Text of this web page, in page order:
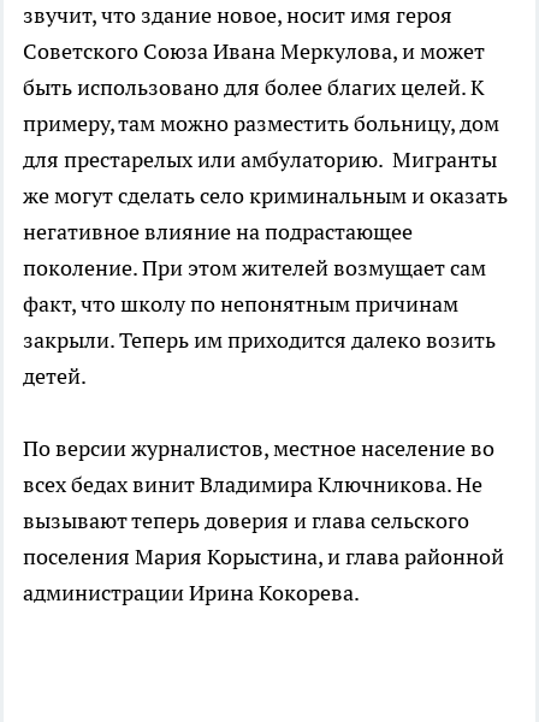
звучит, что здание новое, носит имя героя
Советского Союза Ивана Меркулова, и может
быть использовано для более благих целей. К
примеру, там можно разместить больницу, дом
для престарелых или амбулаторию. Мигранты
же могут сделать село криминальным и оказать
негативное влияние на подрастающее
поколение. При этом жителей возмущает сам
факт, что школу по непонятным причинам
закрыли. Теперь им приходится далеко возить
детей.
По версии журналистов, местное население во
всех бедах винит Владимира Ключникова. Не
вызывают теперь доверия и глава сельского
поселения Мария Корыстина, и глава районной
администрации Ирина Кокорева.